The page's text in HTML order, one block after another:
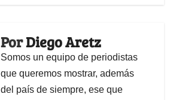
PorDiego Aretz
Somos un equipo de periodistas
que queremos mostrar, además
del país de siempre, ese que